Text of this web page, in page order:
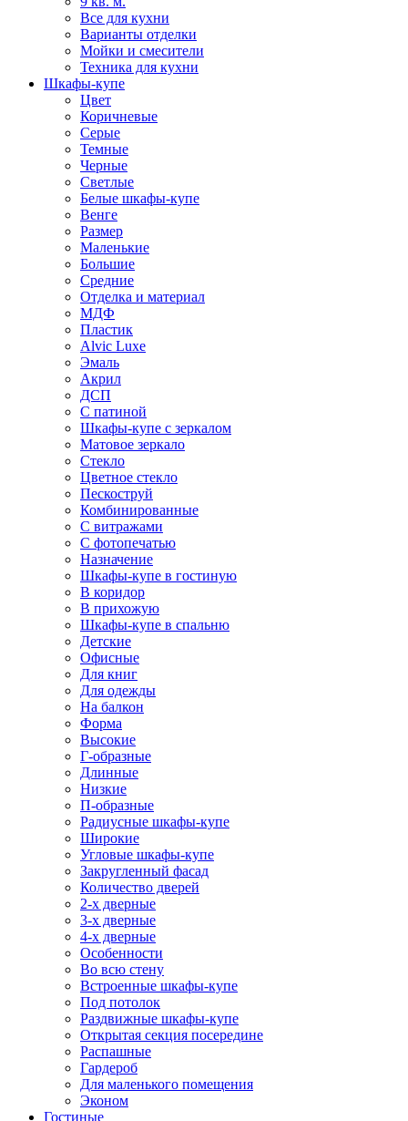
Все для кухни
Варианты отделки
Мойки и смесители
Техника для кухни
Шкафы-купе
Цвет
Коричневые
Серые
Темные
Черные
Светлые
Белые шкафы-купе
Венге
Размер
Маленькие
Большие
Средние
Отделка и материал
МДФ
Пластик
Alvic Luxe
Эмаль
Акрил
ДСП
С патиной
Шкафы-купе с зеркалом
Матовое зеркало
Стекло
Цветное стекло
Пескоструй
Комбинированные
С витражами
С фотопечатью
Назначение
Шкафы-купе в гостиную
В коридор
В прихожую
Шкафы-купе в спальню
Детские
Офисные
Для книг
Для одежды
На балкон
Форма
Высокие
Г-образные
Длинные
Низкие
П-образные
Радиусные шкафы-купе
Широкие
Угловые шкафы-купе
Закругленный фасад
Количество дверей
2-х дверные
3-х дверные
4-х дверные
Особенности
Во всю стену
Встроенные шкафы-купе
Под потолок
Раздвижные шкафы-купе
Открытая секция посередине
Распашные
Гардероб
Для маленького помещения
Эконом
Гостиные